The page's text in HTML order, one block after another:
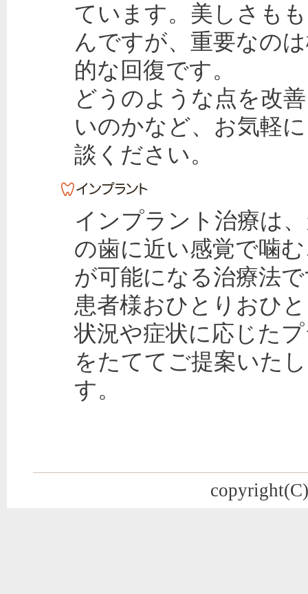
ています。美しさも
んですが、重要なの
的な回復です。
どうのような点を改
いのかなど、お気軽
談ください。
インプラント治療は
の歯に近い感覚で噛
が可能になる治療法
患者様おひとりおひ
状況や症状に応じた
をたててご提案いた
す。